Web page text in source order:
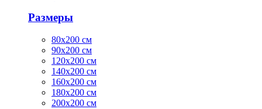
Размеры
80х200 см
90х200 см
120х200 см
140х200 см
160х200 см
180х200 см
200х200 см